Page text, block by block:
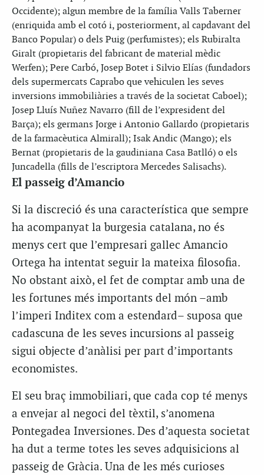
Occidente); algun membre de la família Valls Taberner
(enriquida amb el cotó i, posteriorment, al capdavant del
Banco Popular) o dels Puig (perfumistes); els Rubiralta
Giralt (propietaris del fabricant de material mèdic
Werfen); Pere Carbó, Josep Botet i Silvio Elías (fundadors
dels supermercats Caprabo que vehiculen les seves
inversions immobiliàries a través de la societat Caboel);
Josep Lluís Nuñez Navarro (fill de l’expresident del
Barça); els germans Jorge i Antonio Gallardo (propietaris
de la farmacèutica Almirall); Isak Andic (Mango); els
Bernat (propietaris de la gaudiniana Casa Batlló) o els
Juncadella (fills de l’escriptora Mercedes Salisachs).
El passeig d’Amancio
Si la discreció és una característica que sempre
ha acompanyat la burgesia catalana, no és
menys cert que l’empresari gallec Amancio
Ortega ha intentat seguir la mateixa filosofia.
No obstant això, el fet de comptar amb una de
les fortunes més importants del món –amb
l’imperi Inditex com a estendard– suposa que
cadascuna de les seves incursions al passeig
sigui objecte d’anàlisi per part d’importants
economistes.
El seu braç immobiliari, que cada cop té menys
a envejar al negoci del tèxtil, s’anomena
Pontegadea Inversiones. Des d’aquesta societat
ha dut a terme totes les seves adquisicions al
passeig de Gràcia. Una de les més curioses